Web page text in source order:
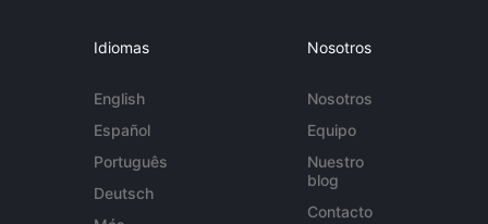
Idiomas
English
Español
Português
Deutsch
Nosotros
Nosotros
Equipo
Nuestro
blog
Contacto